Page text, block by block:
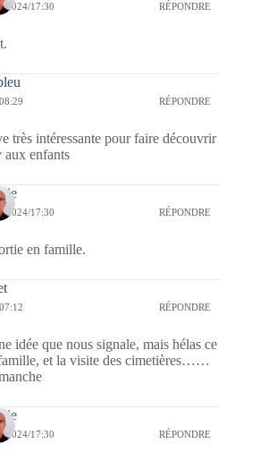
2024/17:30 RÉPONDRE
RÉPONDRE
très intéressante pour faire découvrir
aux enfants
2024/17:30 RÉPONDRE
en famille.
RÉPONDRE
idée que nous signale, mais hélas ce
et la visite des cimetières……
2024/17:30 RÉPONDRE